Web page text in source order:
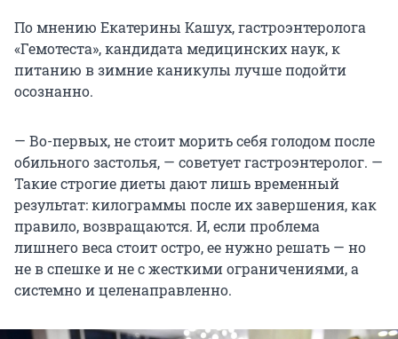
По мнению Екатерины Кашух, гастроэнтеролога
«Гемотеста», кандидата медицинских наук, к
питанию в зимние каникулы лучше подойти
осознанно.
— Во-первых, не стоит морить себя голодом после
обильного застолья, — советует гастроэнтеролог. —
Такие строгие диеты дают лишь временный
результат: килограммы после их завершения, как
правило, возвращаются. И, если проблема
лишнего веса стоит остро, ее нужно решать — но
не в спешке и не с жесткими ограничениями, а
системно и целенаправленно.